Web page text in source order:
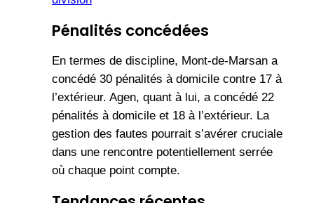
Pénalités concédées
En termes de discipline, Mont-de-Marsan a
concédé 30 pénalités à domicile contre 17 à
l’extérieur. Agen, quant à lui, a concédé 22
pénalités à domicile et 18 à l’extérieur. La
gestion des fautes pourrait s’avérer cruciale
dans une rencontre potentiellement serrée
où chaque point compte.